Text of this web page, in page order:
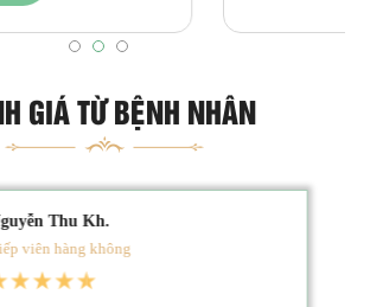
GIÁ TỪ BỆNH NHÂN
Hoàng Thu Ng.
Tiếp viên hàng không